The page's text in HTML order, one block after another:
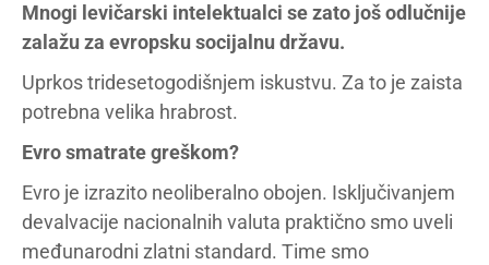
Mnogi levičarski intelektualci se zato još odlučnije
zalažu za evropsku socijalnu državu.
Uprkos tridesetogodišnjem iskustvu. Za to je zaista
potrebna velika hrabrost.
Evro smatrate greškom?
Evro je izrazito neoliberalno obojen. Isključivanjem
devalvacije nacionalnih valuta praktično smo uveli
međunarodni zlatni standard. Time smo